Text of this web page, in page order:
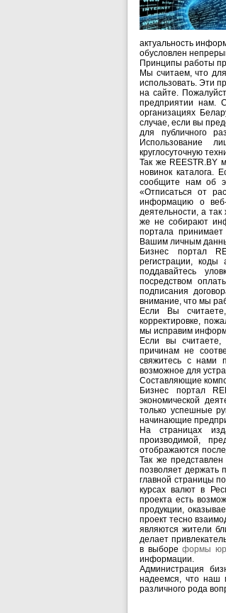
актуальность
обусловлен
Принципы работы
Мы считаем, что
использовать. Эти
на сайте.
предприятии нам.
организациях
случае, если вы
для публичного
Использование
круглосуточную
Так же REESTR.BY
новинок каталога.
сообщите нам об
«Отписаться от
информацию о
деятельности, а
же не собирают
портала
Вашим личным
Бизнес портал
регистрации, коды
поддавайтесь
посредством
подписания
внимание, что мы
Если Вы
корректировке,
мы исправим
Если вы
причинам не
свяжитесь с
возможное для
Составляющие
Бизнес портал
экономической
только успешные
начинающие
На страницах
производимой,
отображаются
Так же
позволяет держать
главной страницы
курсах валют в
проекта есть
продукции,
проект тесно
являются жители
делает
в выбореформы
информации.
Администрация
надеемся, что наш
различного рода